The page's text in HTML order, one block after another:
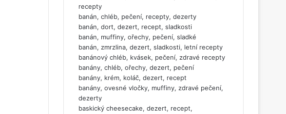
recepty
banán, chléb, pečení, recepty, dezerty
banán, dort, dezert, recept, sladkosti
banán, muffiny, ořechy, pečení, sladké
banán, zmrzlina, dezert, sladkosti, letní recepty
banánový chléb, kvásek, pečení, zdravé recepty
banány, chléb, ořechy, dezert, pečení
banány, krém, koláč, dezert, recept
banány, ovesné vločky, muffiny, zdravé pečení,
dezerty
baskický cheesecake, dezert, recept,